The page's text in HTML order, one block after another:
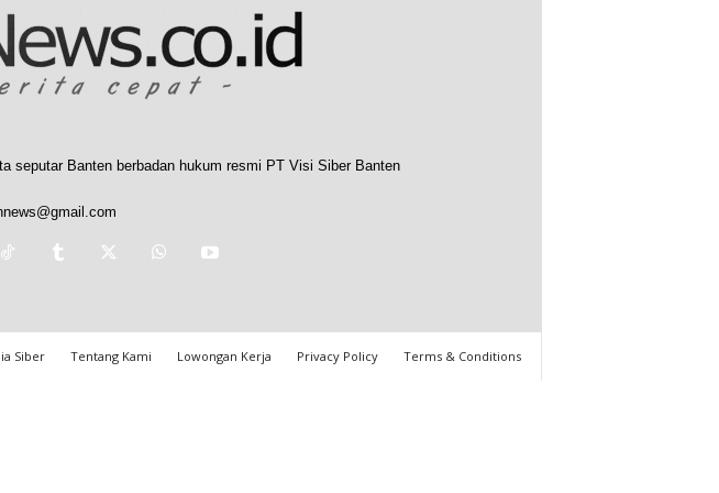
seputar Banten berbadan hukum resmi PT Visi Siber Banten
Siber Tentang Kami Lowongan Kerja Privacy Policy Terms & Conditions